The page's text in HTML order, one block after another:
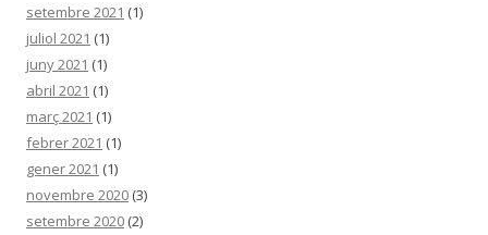
setembre 2021 (1)
juliol 2021 (1)
juny 2021 (1)
abril 2021 (1)
març 2021 (1)
febrer 2021 (1)
gener 2021 (1)
novembre 2020 (3)
setembre 2020 (2)